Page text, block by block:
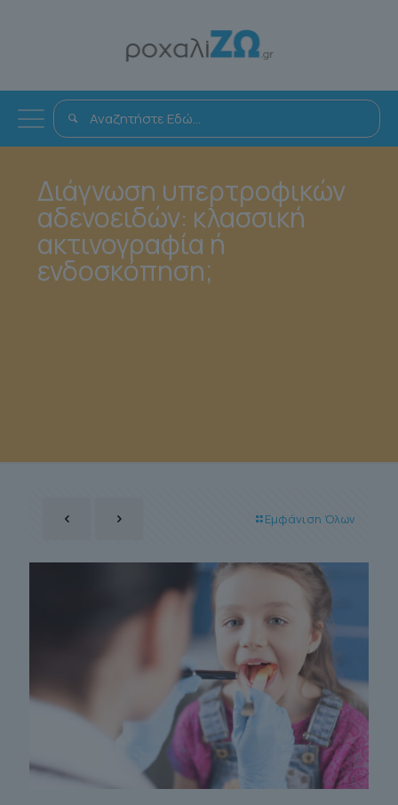
Διάγνωση υπερτροφικών
αδενοειδών: κλασσική
ακτινογραφία ή
ενδοσκόπηση;
Εμφάνιση Όλων